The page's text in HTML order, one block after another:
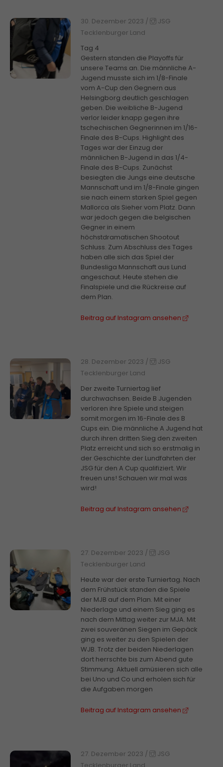
30. Dezember 2023 /
JSG
Tecklenburger Land
Tag 4
Gestern standen die Playoffs für
unsere Teams an. Die männliche A-
Jugend musste sich im 1/8-Finale
vom A-Cup den Gegnern aus
Helsingborg deutlich geschlagen
geben. Die weibliche B-Jugend
verlor leider knapp gegen ihre
tschechischen Gegnerinnen im 1/16-
Finale des B-Cups. Highlight des
Tages war der Einzug der
männlichen B-Jugend in das 1/4-
Finale des B-Cups. Zunächst
besiegten die Jungs eine deutsche
Mannschaft und im 1/8-Finale gingen
sie nach einem starken Spiel gegen
Mallorca als Sieher vom Platz. Dann
war jedoch gegen die belgischen
Gegner in einem
höchstdramatischen Shootout
Schluss. Zum Abschluss des Tages
haben alle sich das Spiel der
Bundesliga Mannschaft aus Lund
angeschaut. Heute stehen die
Finalspiele und die Rückreise auf
dem Plan.
Beitrag auf Instagram ansehen
28. Dezember 2023 /
JSG
Tecklenburger Land
Der zweite Turniertag lief
durchwachsen. Beide B Jugenden
verloren ihre Spiele und steigen
somit morgen im 16-Finale des B
Cups ein. Die männliche A Jugend hat
durch ihren dritten Sieg den zweiten
Platz erreicht und sich so erstmalig in
der Geschichte der Lundfahrten der
JSG für den A Cup qualifiziert. Wir
freuen uns! Schauen wir mal was
wird!
Beitrag auf Instagram ansehen
27. Dezember 2023 /
JSG
Tecklenburger Land
Heute war der erste Turniertag. Nach
dem Frühstück standen die Spiele
der MJB auf dem Plan. Mit einer
Niederlage und einem Sieg ging es
nach dem Mittag weiter zur MJA. Mit
zwei souveränen Siegen im Gepäck
ging es weiter zu den Spielen der
WJB. Trotz der beiden Niederlagen
dort herrschte bis zum Abend gute
Stimmung. Aktuell amüsieren sich alle
bei Uno und Co und erholen sich für
die Aufgaben morgen
Beitrag auf Instagram ansehen
27. Dezember 2023 /
JSG